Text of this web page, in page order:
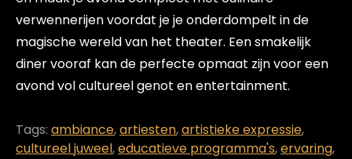
verwennerijen voordat je je onderdompelt in de
magische wereld van het theater. Een smakelijk
diner vooraf kan de perfecte opmaat zijn voor een
avond vol cultureel genot en entertainment.
Tags: ambiance,artiesten,artistieke expressie,
cultureel juweel,educatieve programma's,ervaring,